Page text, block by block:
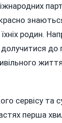
родин.
долучитися
сервісу
перша